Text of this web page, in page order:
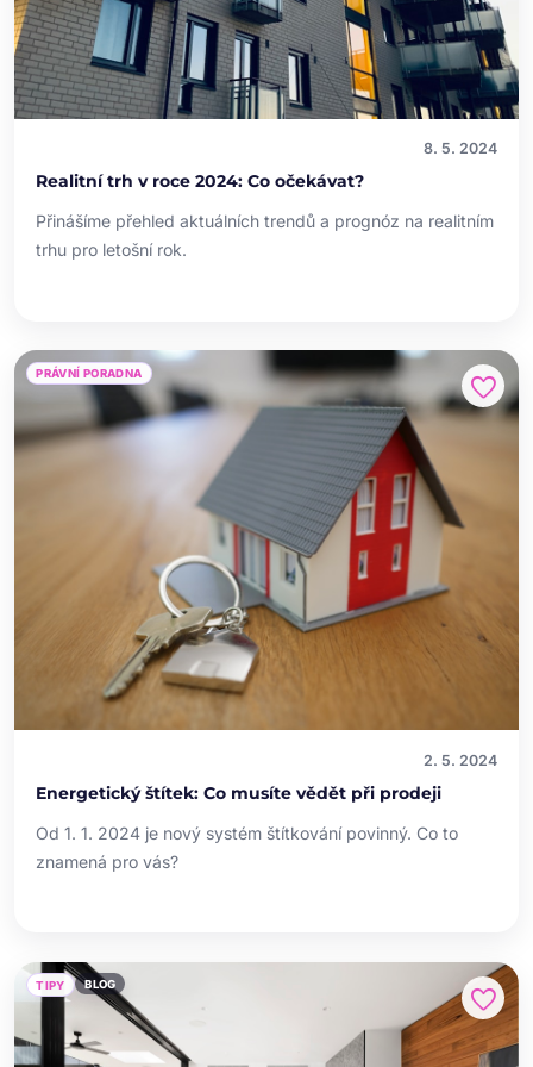
8. 5. 2024
Realitní trh v roce 2024: Co očekávat?
Přinášíme přehled aktuálních trendů a prognóz na realitním
trhu pro letošní rok.
PRÁVNÍ PORADNA favorite
2. 5. 2024
Energetický štítek: Co musíte vědět při prodeji
Od 1. 1. 2024 je nový systém štítkování povinný. Co to
znamená pro vás?
TIPY BLOG favorite